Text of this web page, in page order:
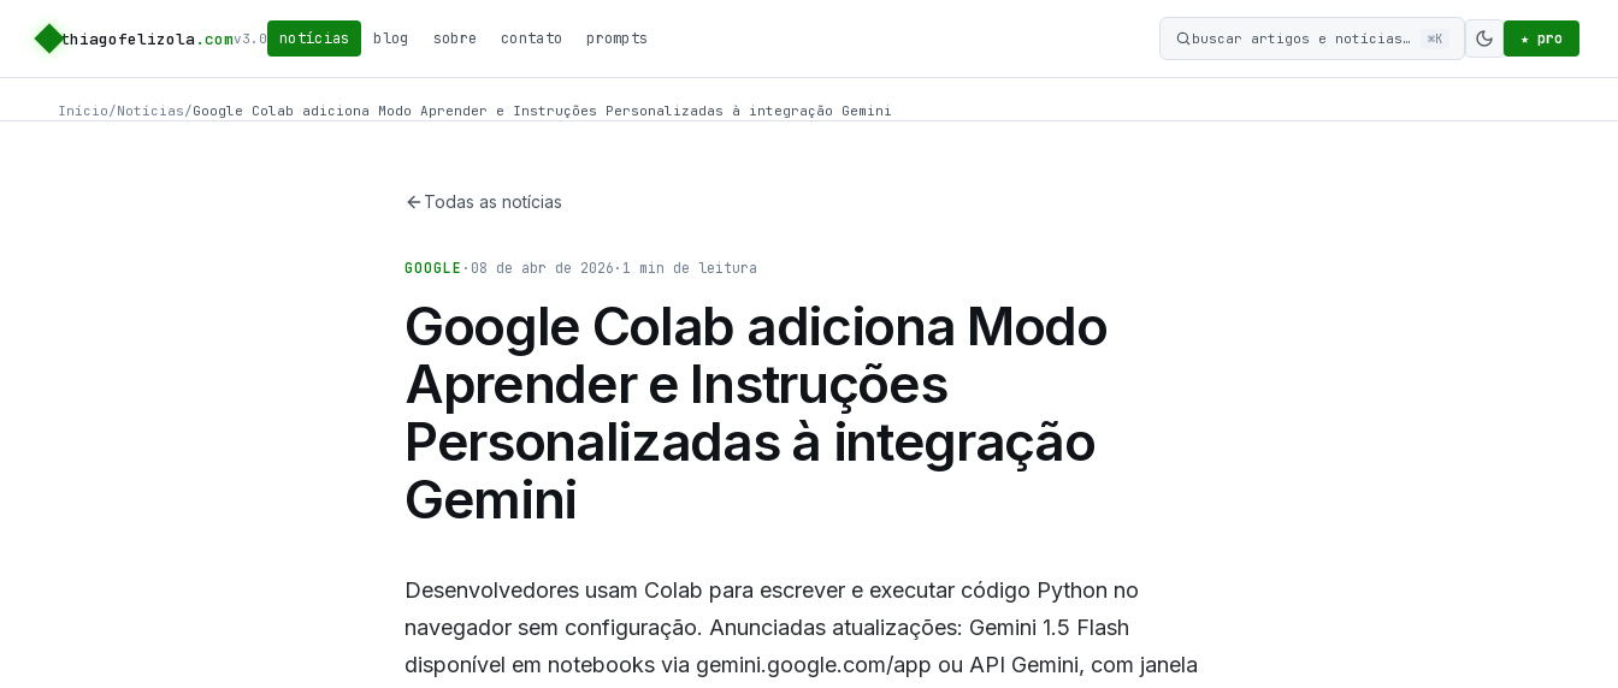
thiagofelizola .comv3.0 notícias blog sobre contato prompts buscar artigos e notícias… ⌘K
Ativar modo
★ pro
Início/Notícias/Google Colab adiciona Modo Aprender e Instruções Personalizadas à integração Gemini
Todas as notícias
GOOGLE · 08 de abr de 2026 · 1 min de leitura
Google Colab adiciona Modo
Aprender e Instruções
Personalizadas à integração
Gemini
Desenvolvedores usam Colab para escrever e executar código Python no
navegador sem configuração. Anunciadas atualizações: Gemini 1.5 Flash
disponível em notebooks via gemini.google.com/app ou API Gemini, com janela